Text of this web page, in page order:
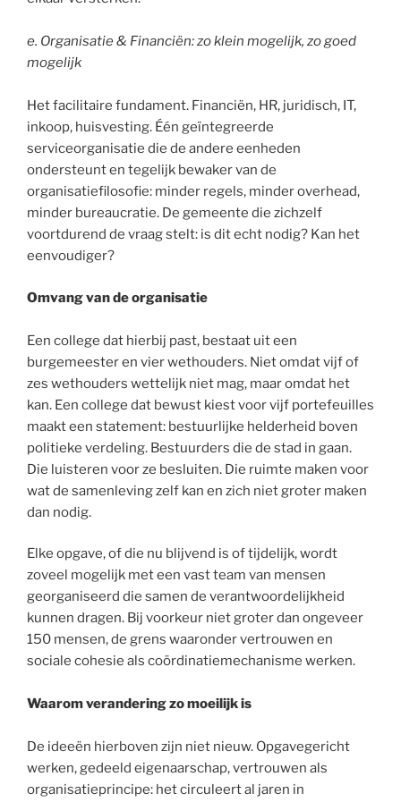
e. Organisatie & Financiën: zo klein mogelijk, zo goed
mogelijk
Het facilitaire fundament. Financiën, HR, juridisch, IT,
inkoop, huisvesting. Één geïntegreerde
serviceorganisatie die de andere eenheden
ondersteunt en tegelijk bewaker van de
organisatiefilosofie: minder regels, minder overhead,
minder bureaucratie. De gemeente die zichzelf
voortdurend de vraag stelt: is dit echt nodig? Kan het
eenvoudiger?
Omvang van de organisatie
Een college dat hierbij past, bestaat uit een
burgemeester en vier wethouders. Niet omdat vijf of
zes wethouders wettelijk niet mag, maar omdat het
kan. Een college dat bewust kiest voor vijf portefeuilles
maakt een statement: bestuurlijke helderheid boven
politieke verdeling. Bestuurders die de stad in gaan.
Die luisteren voor ze besluiten. Die ruimte maken voor
wat de samenleving zelf kan en zich niet groter maken
dan nodig.
Elke opgave, of die nu blijvend is of tijdelijk, wordt
zoveel mogelijk met een vast team van mensen
georganiseerd die samen de verantwoordelijkheid
kunnen dragen. Bij voorkeur niet groter dan ongeveer
150 mensen, de grens waaronder vertrouwen en
sociale cohesie als coördinatiemechanisme werken.
Waarom verandering zo moeilijk is
De ideeën hierboven zijn niet nieuw. Opgavegericht
werken, gedeeld eigenaarschap, vertrouwen als
organisatieprincipe: het circuleert al jaren in